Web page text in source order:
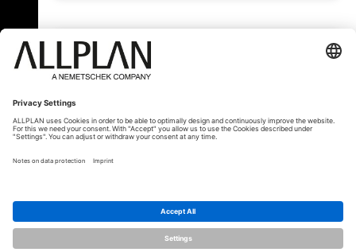
Fehler!
Bitte melden Sie sich an, um dieses Thema sehen
zu können.
© ALLPLAN Schweiz AG ALLPLAN ist Teil derNemetschek Group